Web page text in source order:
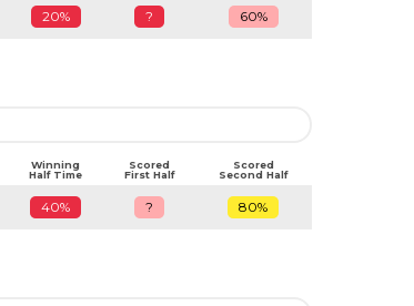
20% ? 60%
Winning
Half Time
Scored
First Half
Scored
Second Half
40% ? 80%